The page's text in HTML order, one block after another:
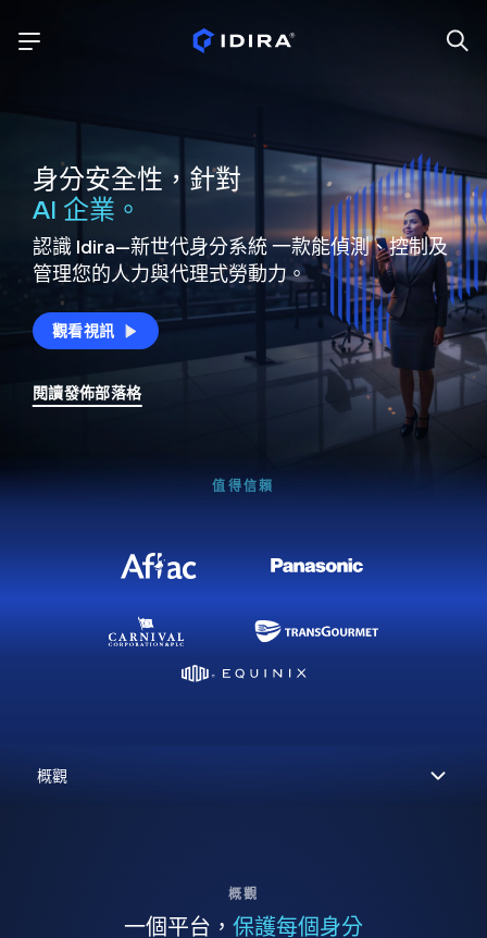
身分安全性，針對
AI 企業。
認識 Idira—新世代身分系統一款能偵測、控制及
管理您的人力與代理式勞動力。
觀看視訊
閱讀發佈部落格
值得信賴
概觀
一個平台， 保護每個身分